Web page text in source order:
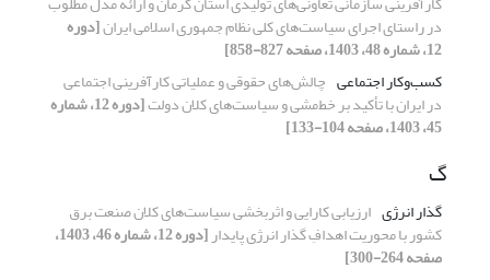
در راستای اجرای سیاست‌های کلی نظام جمهوری اسلامی ایران[دوره
12، شماره 48، 1403، صفحه 827-858]
کسب‌وکار اجتماعی چالش‌‌های حقوقی و عملیاتی کارآفرینی اجتماعی
در ایران با تأکید بر خط‌مشی و سیاست‌‌های کلان دولت [دوره 12، شماره
45، 1403، صفحه 104-133]
گ
گذار انرژی ارزیابی کارایی و اثربخشی سیاست‌های کلان صنعت برق
کشور با محوریت اهدافِ گذار انرژی پایدار [دوره 12، شماره 46، 1403،
صفحه 264-300]